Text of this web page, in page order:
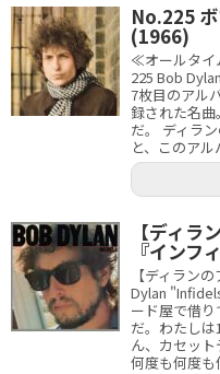
No.225
(1966)
≪オールタイ
225 Bob
7枚目のアル
録された名
だ。 ディラ
と、このアル
【ディラ
『インフ
【ディラン
Dylan
ード屋で借
だ。わたし
ん、カセッ
何度も何度も